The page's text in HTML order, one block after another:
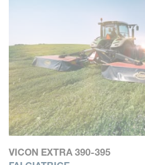
VICON EXTRA 390-395